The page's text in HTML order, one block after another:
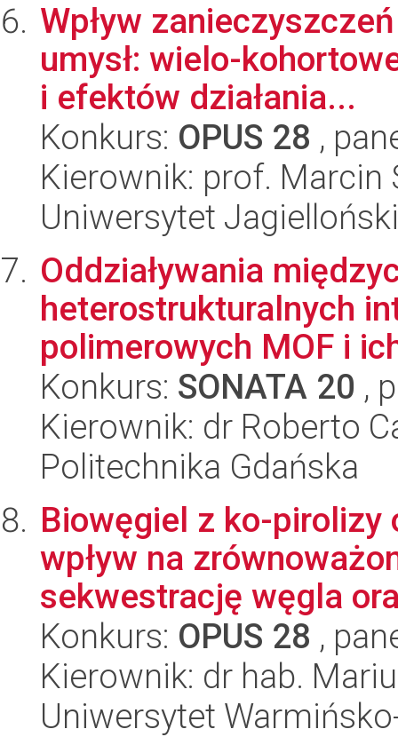
Wpływ
umysł: wielo-
i efektów działania...
Konkurs: OPUS 28 ,
Kierownik: prof. Marcin
Uniwersytet Jagielloński
Oddziaływania
heterostrukturalnych
polimerowych MOF i
Konkurs: SONATA 20 ,
Kierownik: dr Roberto
Politechnika Gdańska
Biowęgiel z ko-pirolizy
wpływ na
sekwestrację węgla
Konkurs: OPUS 28 ,
Kierownik: dr hab.
Uniwersytet